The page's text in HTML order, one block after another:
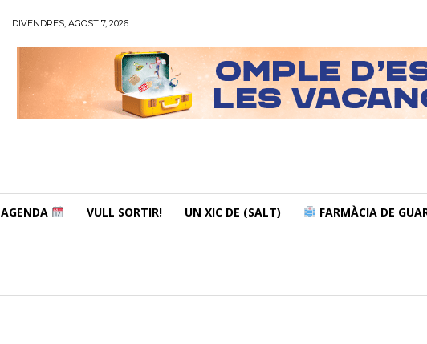
DIVENDRES, AGOST 7, 2026
AGENDA VULL SORTIR! UN XIC DE (SALT) FARMÀCIA DE